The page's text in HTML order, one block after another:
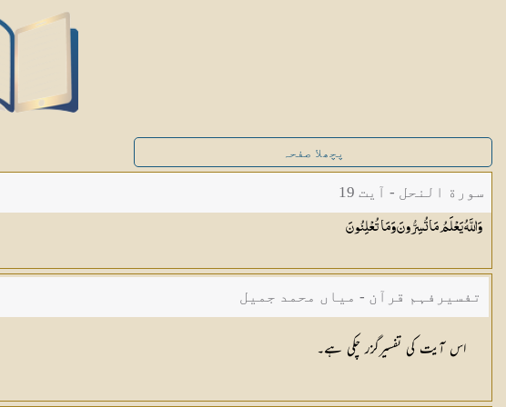
پچھلا صفحہ
سورة النحل - آیت 19
وَاللَّهُ يَعْلَمُ مَا تُسِرُّونَ وَمَاتُعْلِنُونَ
تفسیرفہم قرآن - میاں محمد جمیل
اس آیت کی تفسیرگزر چکی ہے۔